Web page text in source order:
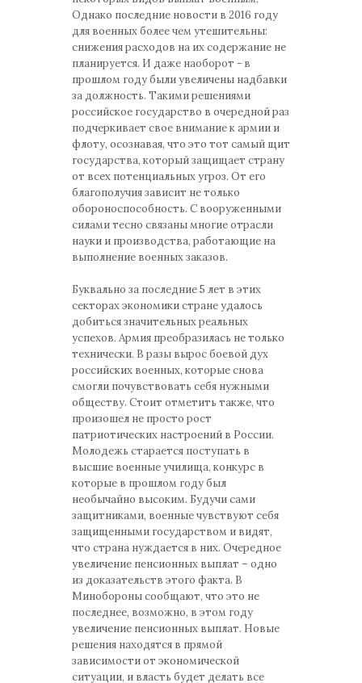
Однако последние новости в 2016 году
для военных более чем утешительны:
снижения расходов на их содержание не
планируется. И даже наоборот - в
прошлом году были увеличены надбавки
за должность. Такими решениями
российское государство в очередной раз
подчеркивает свое внимание к армии и
флоту, осознавая, что это тот самый щит
государства, который защищает страну
от всех потенциальных угроз. От его
благополучия зависит не только
обороноспособность. С вооруженными
силами тесно связаны многие отрасли
науки и производства, работающие на
выполнение военных заказов.
Буквально за последние 5 лет в этих
секторах экономики стране удалось
добиться значительных реальных
успехов. Армия преобразилась не только
технически. В разы вырос боевой дух
российских военных, которые снова
смогли почувствовать себя нужными
обществу. Стоит отметить также, что
произошел не просто рост
патриотических настроений в России.
Молодежь старается поступать в
высшие военные училища, конкурс в
которые в прошлом году был
необычайно высоким. Будучи сами
защитниками, военные чувствуют себя
защищенными государством и видят,
что страна нуждается в них. Очередное
увеличение пенсионных выплат – одно
из доказательств этого факта. В
Минобороны сообщают, что это не
последнее, возможно, в этом году
увеличение пенсионных выплат. Новые
решения находятся в прямой
зависимости от экономической
ситуации, и власть будет делать все